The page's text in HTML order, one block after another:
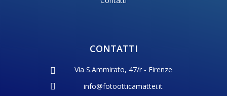
CONTATTI
Via S.Ammirato, 47/r - Firenze
info@fotootticamattei.it